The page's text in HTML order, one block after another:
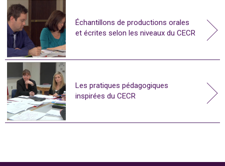
Échantillons de productions orales
et écrites selon les niveaux du CECR
Les pratiques pédagogiques
inspirées du CECR